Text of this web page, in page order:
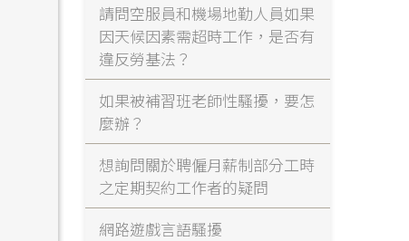
請問空服員和機場地勤人員如果
因天候因素需超時工作，是否有
違反勞基法？
如果被補習班老師性騷擾，要怎
麼辦？
想詢問關於聘僱月薪制部分工時
之定期契約工作者的疑問
網路遊戲言語騷擾